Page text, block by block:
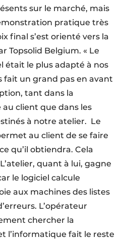
sur le marché, mais
pratique très
final s’est orienté vers la
Topsolid Belgium. « Le
était le plus adapté à nos
fait un grand pas en avant
tant dans la
client que dans les
à notre atelier. Le
au client de se faire
qu’il obtiendra. Cela
quant à lui, gagne
le logiciel calcule
aux machines des listes
L’opérateur
chercher la
l’informatique fait le reste